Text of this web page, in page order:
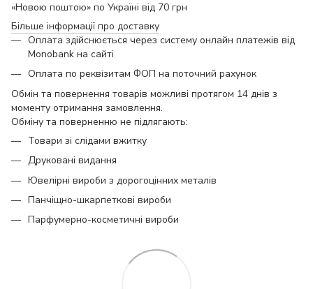
«Новою поштою» по Україні від 70 грн
Більше інформації про доставку
Оплата здійснюється через систему онлайн платежів від
Monobank на сайті
Оплата по реквізитам ФОП на поточний рахунок
Обмін та повернення товарів можливі протягом 14 днів з
моменту отримання замовлення.
Обміну та поверненню не підлягають:
Товари зі слідами вжитку
Друковані видання
Ювелірні вироби з дорогоцінних металів
Панчіщно-шкарпеткові вироби
Парфумерно-косметичні вироби